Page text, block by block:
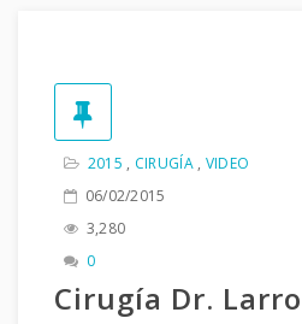
2015 , CIRUGÍA, VIDEO
06/02/2015
3,280
0
Cirugía Dr.